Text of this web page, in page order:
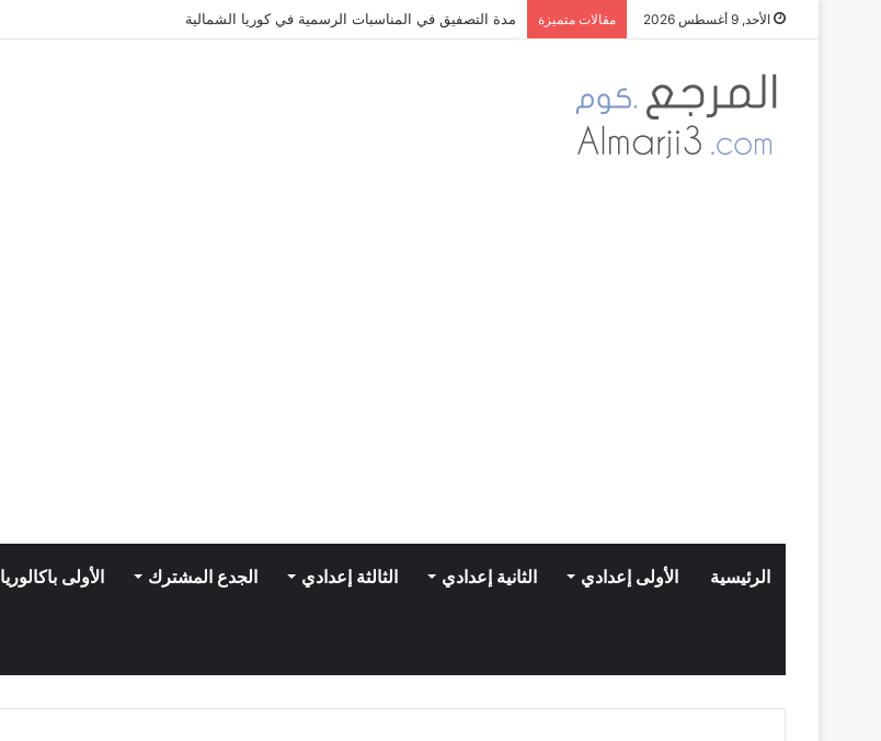
الأحد, 9 أغسطس 2026 مقالات متميزة مدة التصفيق في المناسبات الرسمية في كوريا الشمالية
الرئيسية الأولى إعدادي الثانية إعدادي الثالثة إعدادي الجدع المشترك الأولى باكالوريا